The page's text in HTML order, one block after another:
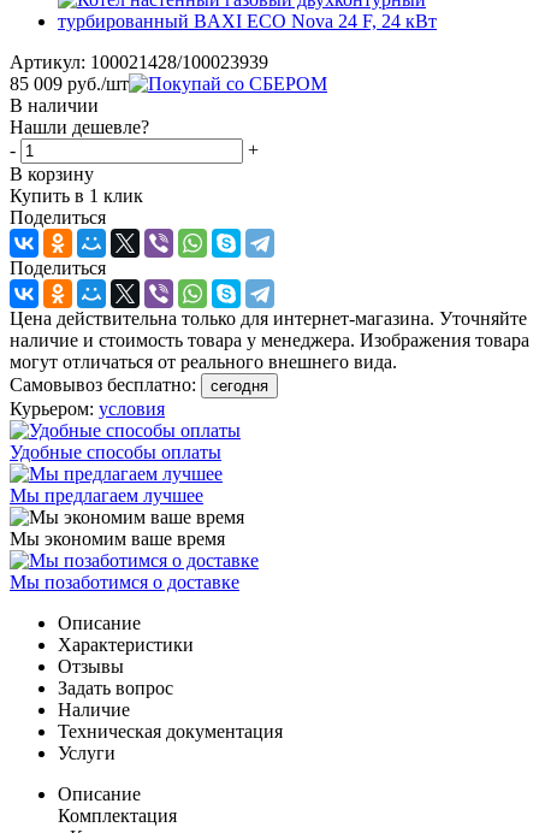
Артикул: 100021428/100023939
85 009 руб./шт
В наличии
Нашли дешевле?
-
+
В корзину
Купить в 1 клик
Поделиться
Поделиться
Цена действительна только для интернет-магазина. Уточняйте
наличие и стоимость товара у менеджера. Изображения товара
могут отличаться от реального внешнего вида.
Самовывоз бесплатно:
сегодня
Курьером: условия
Удобные способы оплаты
Мы предлагаем лучшее
Мы экономим ваше время
Мы позаботимся о доставке
Описание
Характеристики
Отзывы
Задать вопрос
Наличие
Техническая документация
Услуги
Описание
Комплектация